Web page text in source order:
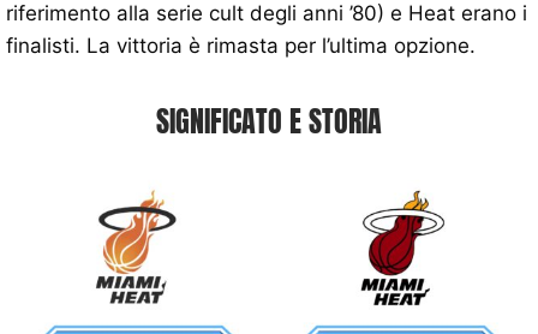
riferimento alla serie cult degli anni ’80) e Heat erano i
finalisti. La vittoria è rimasta per l’ultima opzione.
SIGNIFICATO E STORIA